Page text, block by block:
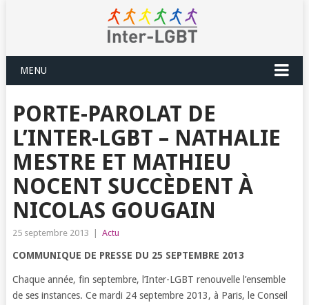
MENU
PORTE-PAROLAT DE
L’INTER-LGBT – NATHALIE
MESTRE ET MATHIEU
NOCENT SUCCÈDENT À
NICOLAS GOUGAIN
25 septembre 2013 Actu
COMMUNIQUE DE PRESSE DU 25 SEPTEMBRE 2013
Chaque année, fin septembre, l’Inter-LGBT renouvelle l’ensemble
de ses instances. Ce mardi 24 septembre 2013, à Paris, le Conseil